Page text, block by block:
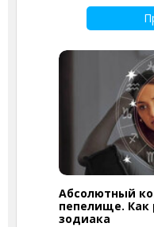
Абсолютный
пепелище. Как
зодиака